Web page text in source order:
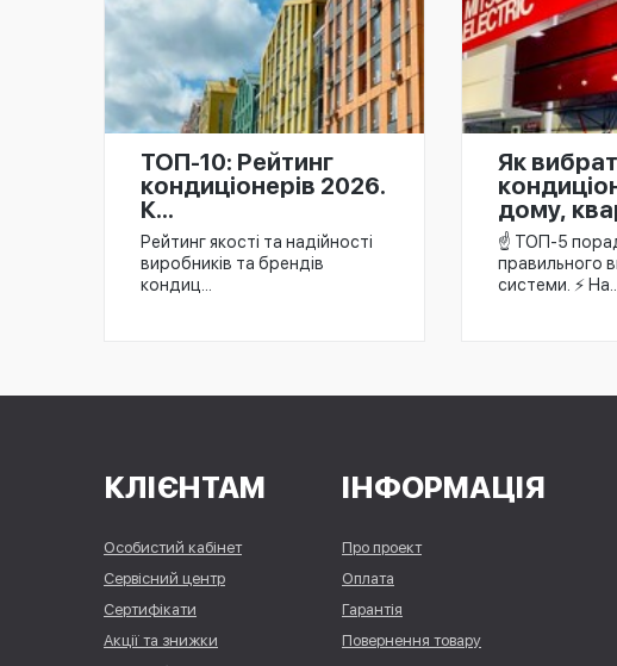
ТОП-10: Рейтинг
кондиціонерів 2026.
К...
Рейтинг якості та надійності
виробників та брендів
кондиц...
Як
дому,
☝️ ТОП-5
правильного
системи. ⚡ На...
КЛІЄНТАМ
Особистий кабінет
Сервісний центр
Сертифікати
Акції та знижки
ІНФОРМАЦІЯ
Про проект
Оплата
Гарантія
Повернення товару